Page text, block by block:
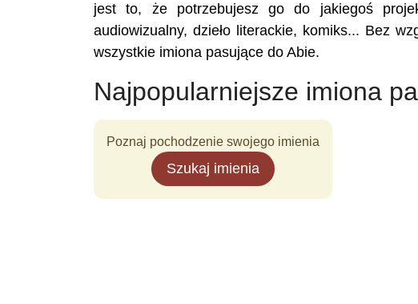
jest to, że potrzebujesz go do jakiegoś
audiowizualny, dzieło literackie, komiks... Bez
wszystkie imiona pasujące do Abie.
Najpopularniejsze imiona
Poznaj pochodzenie swojego imienia
Szukaj imienia